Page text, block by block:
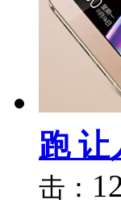
跑 让
击：